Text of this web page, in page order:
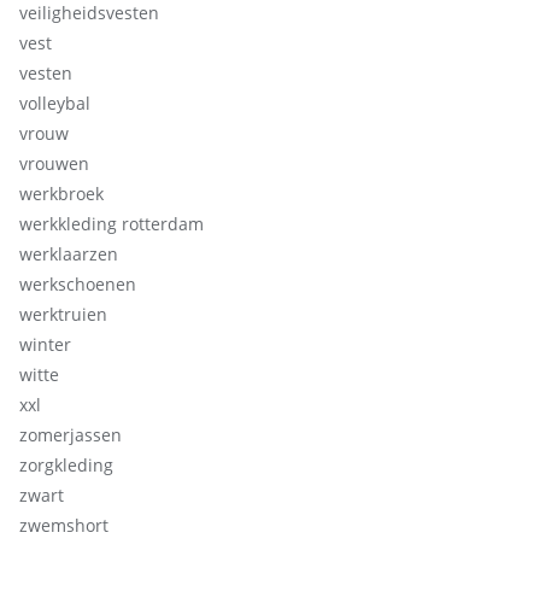
veiligheidsvesten
vest
vesten
volleybal
vrouw
vrouwen
werkbroek
werkkleding rotterdam
werklaarzen
werkschoenen
werktruien
winter
witte
xxl
zomerjassen
zorgkleding
zwart
zwemshort